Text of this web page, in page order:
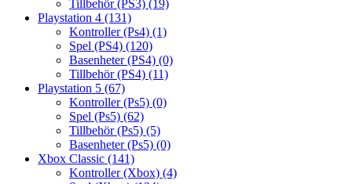
Tillbehör (PS3) (19)
Playstation 4 (131)
Kontroller (Ps4) (1)
Spel (PS4) (120)
Basenheter (PS4) (0)
Tillbehör (PS4) (11)
Playstation 5 (67)
Kontroller (Ps5) (0)
Spel (Ps5) (62)
Tillbehör (Ps5) (5)
Basenheter (Ps5) (0)
Xbox Classic (141)
Kontroller (Xbox) (4)